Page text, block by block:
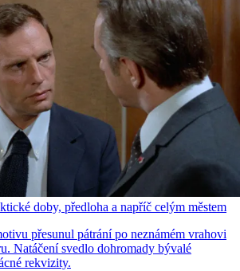
doby, předloha a napříč celým městem
přesunul pátrání po neznámém vrahovi
Natáčení svedlo dohromady bývalé
rekvizity.